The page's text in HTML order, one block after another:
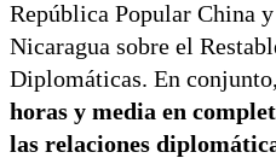
República Popular China
Nicaragua sobre el
Diplomáticas. En conjunto,
horas y media en
las relaciones